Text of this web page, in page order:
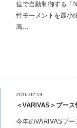
位で自動制御する「
性モーメントを最小
高…
2016.02.19
＜VARIVAS＞ブース
今年のVARIVASブ